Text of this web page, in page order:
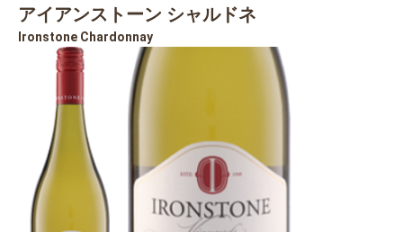
アイアンストーン シャルドネ
Ironstone Chardonnay